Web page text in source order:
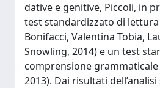
dative e genitive, Piccoli, in
test standardizzato di lettura
Bonifacci, Valentina Tobia,
Snowling, 2014) e un test
comprensione grammaticale
2013). Dai risultati